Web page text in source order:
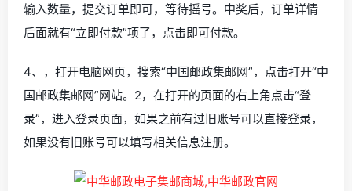
输入数量，提交订单即可，等待摇号。中奖后，订单详情
后面就有“立即付款”项了，点击即可付款。
4、，打开电脑网页，搜索“中国邮政集邮网”，点击打开“中
国邮政集邮网”网站。2，在打开的页面的右上角点击“登
录”，进入登录页面，如果之前有过旧账号可以直接登录，
如果没有旧账号可以填写相关信息注册。